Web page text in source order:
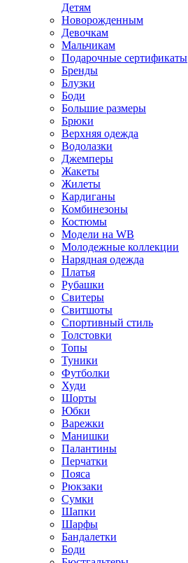
Детям
Новорожденным
Девочкам
Мальчикам
Подарочные сертификаты
Бренды
Блузки
Боди
Большие размеры
Брюки
Верхняя одежда
Водолазки
Джемперы
Жакеты
Жилеты
Кардиганы
Комбинезоны
Костюмы
Модели на WB
Молодежные коллекции
Нарядная одежда
Платья
Рубашки
Свитеры
Свитшоты
Спортивный стиль
Толстовки
Топы
Туники
Футболки
Худи
Шорты
Юбки
Варежки
Манишки
Палантины
Перчатки
Пояса
Рюкзаки
Сумки
Шапки
Шарфы
Бандалетки
Боди